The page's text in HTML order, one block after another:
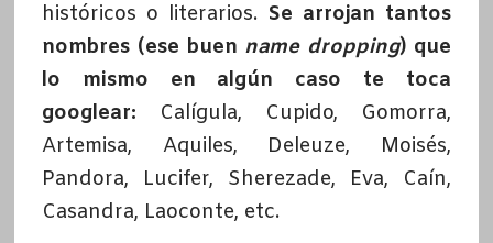
históricos o literarios. Se arrojan tantos
nombres (ese buen name dropping) que
lo mismo en algún caso te toca
googlear: Calígula, Cupido, Gomorra,
Artemisa, Aquiles, Deleuze, Moisés,
Pandora, Lucifer, Sherezade, Eva, Caín,
Casandra, Laoconte, etc.